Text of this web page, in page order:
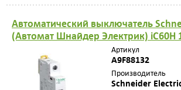
Автоматический выключатель
(Автомат Шнайдер Электрик) iC60H
Артикул
A9F88132
Производитель
Schneider